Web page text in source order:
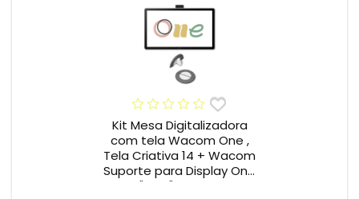
Kit Mesa Digitalizadora
com tela Wacom One ,
Tela Criativa 14 + Wacom
Suporte para Display One
12" e 13" ACK649Z